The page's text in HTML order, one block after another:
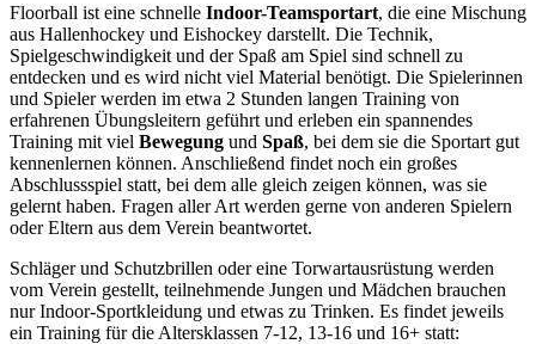
Floorball ist eine schnelle Indoor-Teamsportart, die eine Mischung
aus Hallenhockey und Eishockey darstellt. Die Technik,
Spielgeschwindigkeit und der Spaß am Spiel sind schnell zu
entdecken und es wird nicht viel Material benötigt. Die Spielerinnen
und Spieler werden im etwa 2 Stunden langen Training von
erfahrenen Übungsleitern geführt und erleben ein spannendes
Training mit viel Bewegung und Spaß, bei dem sie die Sportart gut
kennenlernen können. Anschließend findet noch ein großes
Abschlussspiel statt, bei dem alle gleich zeigen können, was sie
gelernt haben. Fragen aller Art werden gerne von anderen Spielern
oder Eltern aus dem Verein beantwortet.
Schläger und Schutzbrillen oder eine Torwartausrüstung werden
vom Verein gestellt, teilnehmende Jungen und Mädchen brauchen
nur Indoor-Sportkleidung und etwas zu Trinken. Es findet jeweils
ein Training für die Altersklassen 7-12, 13-16 und 16+ statt: